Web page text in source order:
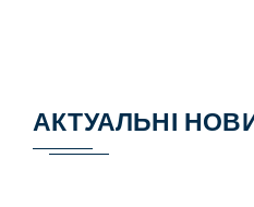
АКТУАЛЬНІ